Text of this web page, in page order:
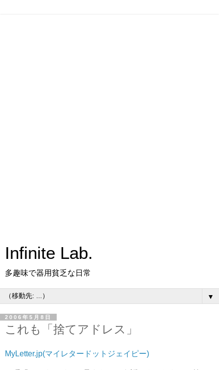
Infinite Lab.
多趣味で器用貧乏な日常
▼
2006年5月8日
これも「捨てアドレス」
MyLetter.jp(マイレタードットジェイピー)